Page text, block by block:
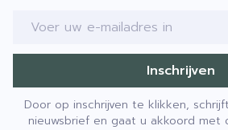
E-mail adres
Inschrijven
Door op inschrijven te klikken,
nieuwsbrief en gaat u akkoord met